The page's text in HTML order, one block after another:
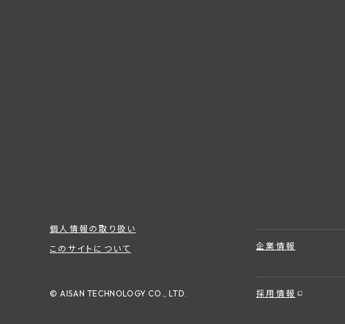
企業情報
採用情報
個人情報の取り扱い
このサイトについて
© AISAN TECHNOLOGY CO., LTD.